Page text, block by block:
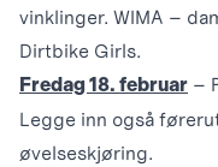
vinklinger. WIMA –
Dirtbike Girls.
Fredag 18. februar –
Legge inn også
øvelseskjøring.